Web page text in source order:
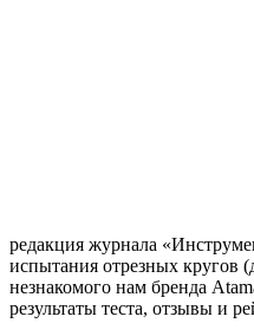
редакция журнала
испытания отрезных кругов
незнакомого нам бренда
результаты теста, отзывы и